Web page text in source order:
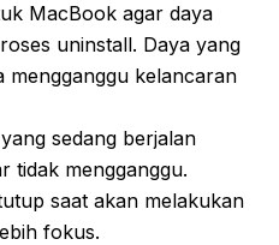
MacBook agar daya
uninstall. Daya yang
mengganggu kelancaran
sedang berjalan
tidak mengganggu.
saat akan melakukan
fokus.